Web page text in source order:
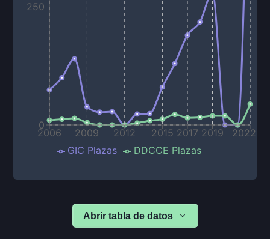
2006 2009 2012 2015 2017 2019 2022
0
250
GIC Plazas DDCCE Plazas
Abrir tabla de datos